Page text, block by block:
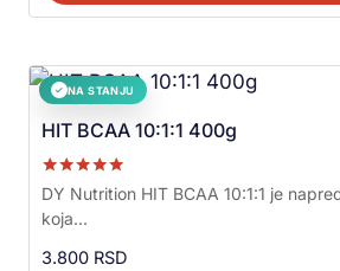
✓ NA STANJU
HIT BCAA 10:1:1 400g
Ocenjeno sa
5.00
od 5
DY Nutrition HIT BCAA 10:1:1 je
koja...
3.800 RSD